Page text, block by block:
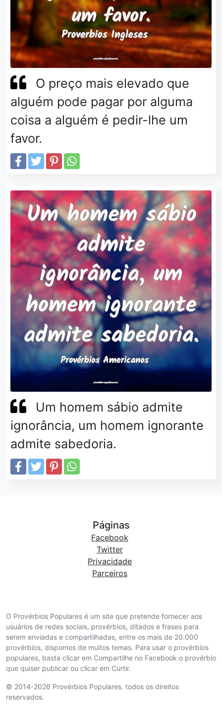
O preço mais elevado que
alguém pode pagar por alguma
coisa a alguém é pedir-lhe um
favor.
Um homem sábio admite
ignorância, um homem ignorante
admite sabedoria.
O Provérbios Populares é um site que pretende fornecer aos
usuários de redes sociais, provérbios, ditados e frases para
serem enviadas e compartilhadas, entre os mais de 20.000
provérbios, dispomos de muitos temas. Para usar o provérbios
populares, basta clicar em Compartilhe no Facebook o provérbio
que quiser publicar ou clicar em Curtir.
© 2014-2026 Provérbios Populares. todos os direitos
reservados.
Páginas
Facebook
Twitter
Privacidade
Parceiros